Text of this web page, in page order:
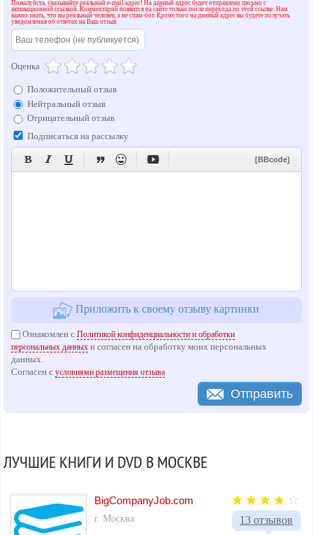
Пожалуйста, указывайте реальный e-mail адрес! На данный адрес будет отправлено письмо с
активационной ссылкой. Комментарий появится на сайте только после перехода по этой ссылке. Нам
важно знать, что вы реальный человек, а не спам-бот. Кроме того на данный адрес вы будете получать
уведомления об ответах на Ваш отзыв.
Оценка
Положительный отзыв
Нейтральный отзыв
Отрицательный отзыв
Подписаться на рассылку
      [BBcode]
Приложить к своему отзыву картинки
Ознакомлен сПолитикой конфиденциальности и обработки
персональных данных и согласен на обработку моих персональных
данных.
Согласен сусловиями размещения отзыва
Отправить
ЛУЧШИЕ КНИГИ И DVD В МОСКВЕ
13 отзывов
BigCompanyJob.com
г. Москва